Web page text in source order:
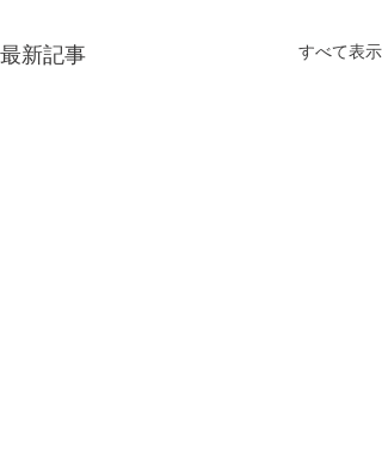
最新記事 すべて表示